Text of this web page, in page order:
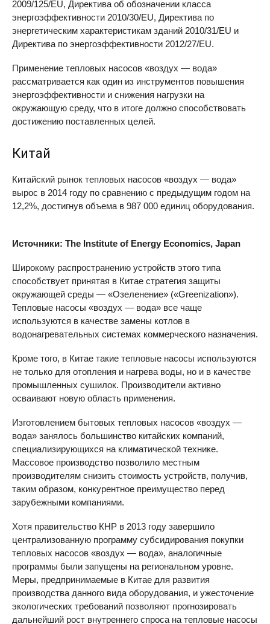
2009/125/EU, Директива об обозначении класса
энергоэффективности 2010/30/EU, Директива по
энергетическим характеристикам зданий 2010/31/EU и
Директива по энергоэффективности 2012/27/EU.
Применение тепловых насосов «воздух — вода»
рассматривается как один из инструментов повышения
энергоэффективности и снижения нагрузки на
окружающую среду, что в итоге должно способствовать
достижению поставленных целей.
Китай
Китайский рынок тепловых насосов «воздух — вода»
вырос в 2014 году по сравнению с предыдущим годом на
12,2%, достигнув объема в 987 000 единиц оборудования.
Источники: The Institute of Energy Economics, Japan
Широкому распространению устройств этого типа
способствует принятая в Китае стратегия защиты
окружающей среды — «Озеленение» («Greenization»).
Тепловые насосы «воздух — вода» все чаще
используются в качестве замены котлов в
водонагревательных системах коммерческого назначения.
Кроме того, в Китае такие тепловые насосы используются
не только для отопления и нагрева воды, но и в качестве
промышленных сушилок. Производители активно
осваивают новую область применения.
Изготовлением бытовых тепловых насосов «воздух —
вода» занялось большинство китайских компаний,
специализирующихся на климатической технике.
Массовое производство позволило местным
производителям снизить стоимость устройств, получив,
таким образом, конкурентное преимущество перед
зарубежными компаниями.
Хотя правительство КНР в 2013 году завершило
централизованную программу субсидирования покупки
тепловых насосов «воздух — вода», аналогичные
программы были запущены на региональном уровне.
Меры, предпринимаемые в Китае для развития
производства данного вида оборудования, и ужесточение
экологических требований позволяют прогнозировать
дальнейший рост внутреннего спроса на тепловые насосы